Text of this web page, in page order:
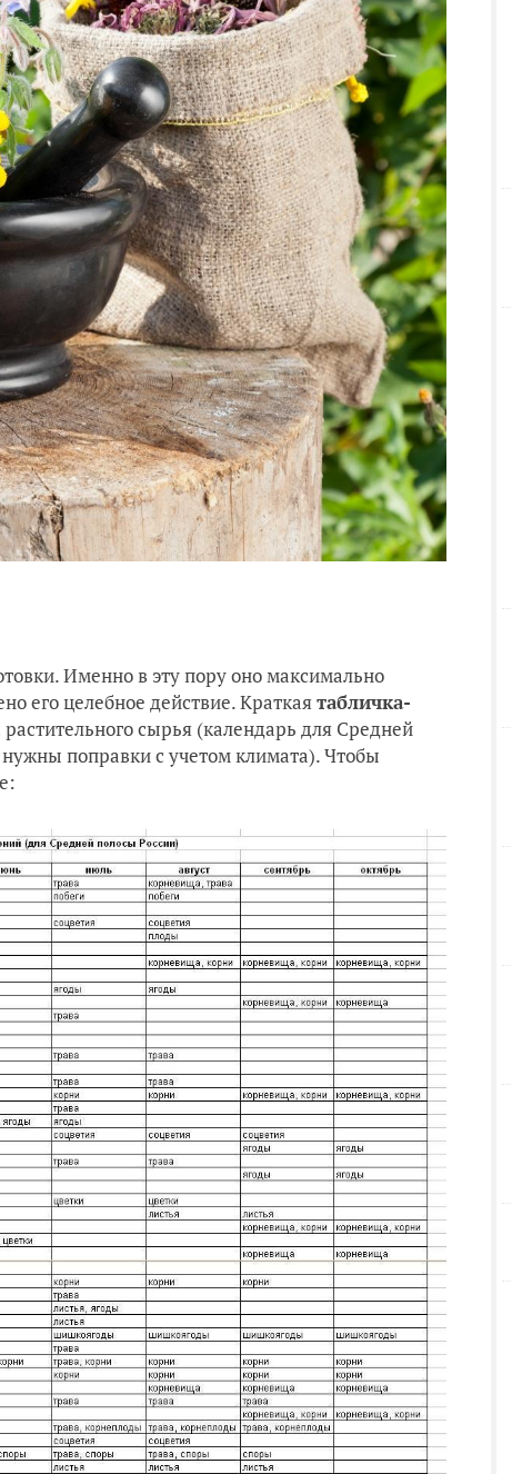
Именно в эту пору оно максимально
его целебное действие. Краткаятабличка-
сырья (календарь для Средней
поправки с учетом климата). Чтобы